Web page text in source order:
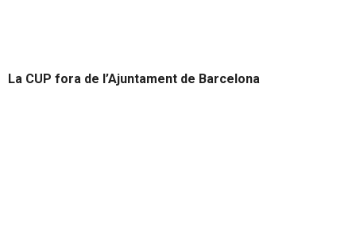
La CUP fora de l’Ajuntament de Barcelona